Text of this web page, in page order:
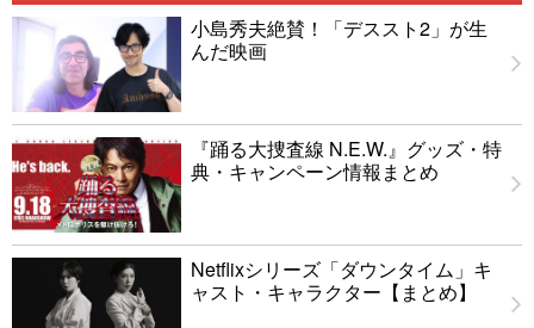
小島秀夫絶賛！「デススト2」が生
んだ映画
『踊る大捜査線 N.E.W.』グッズ・特
典・キャンペーン情報まとめ
Netflixシリーズ「ダウンタイム」キ
ャスト・キャラクター【まとめ】